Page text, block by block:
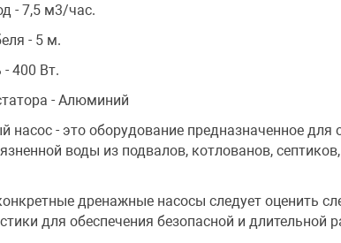
- 7,5 м3/час.
- 5 м.
400 Вт.
- Алюминий
насос - это оборудование предназначенное для
воды из подвалов, котлованов,
дренажные насосы следует оценить
для обеспечения безопасной и длительной